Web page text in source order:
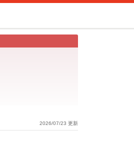
2026/07/23 更新